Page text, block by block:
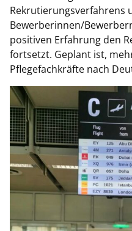
Rekrutierungsverfahrens
Bewerberinnen/
positiven Erfahrung den
fortsetzt. Geplant ist,
Pflegefachkräfte nach